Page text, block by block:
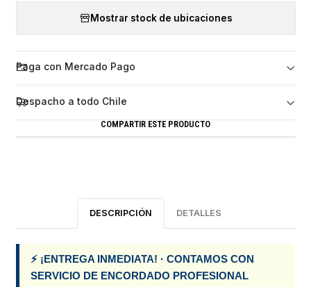
Mostrar stock de ubicaciones
Paga con Mercado Pago
Despacho a todo Chile
COMPARTIR ESTE PRODUCTO
DESCRIPCIÓN DETALLES
⚡ ¡ENTREGA INMEDIATA! · CONTAMOS CON
SERVICIO DE ENCORDADO PROFESIONAL